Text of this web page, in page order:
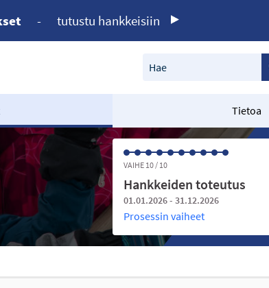
- tutustu hankkeisiin
Hae
Tietoa
VAIHE 10 / 10
Hankkeiden toteutus
01.01.2026 - 31.12.2026
Prosessin vaiheet